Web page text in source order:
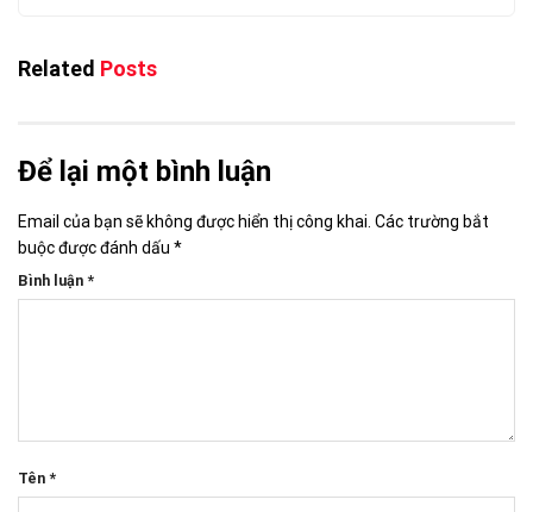
Related Posts
Để lại một bình luận
Email của bạn sẽ không được hiển thị công khai. Các trường bắt
buộc được đánh dấu *
Bình luận *
Tên *